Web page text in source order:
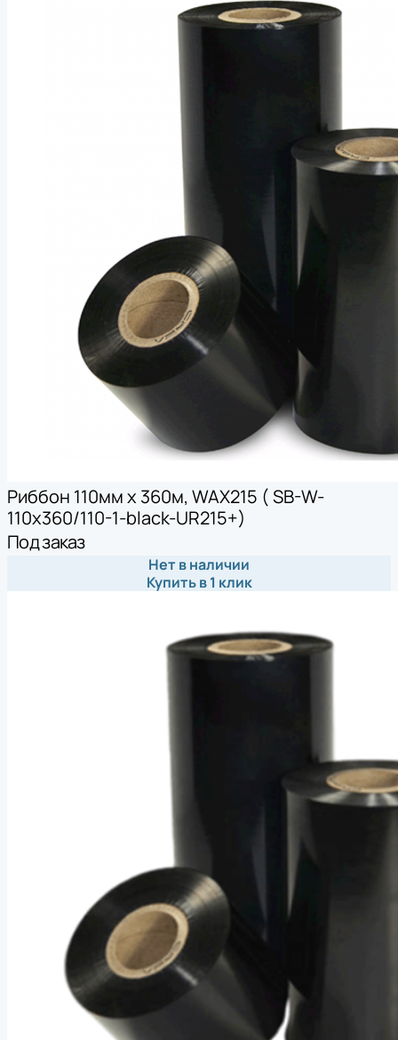
Риббон 110мм х 360м, WAX215 ( SB-W-
110x360/110-1-black-UR215+)
Под заказ
Нет в наличии
Купить в 1 клик